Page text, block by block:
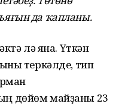
да ҡапланы.
лә яна. Үткән
теркәлде, тип
дөйөм майҙаны 23